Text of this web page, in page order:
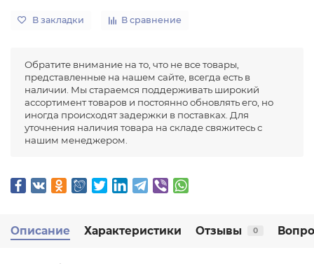
В закладки В сравнение
Обратите внимание на то, что не все товары,
представленные на нашем сайте, всегда есть в
наличии. Мы стараемся поддерживать широкий
ассортимент товаров и постоянно обновлять его, но
иногда происходят задержки в поставках. Для
уточнения наличия товара на складе свяжитесь с
нашим менеджером.
Описание Характеристики Отзывы 0